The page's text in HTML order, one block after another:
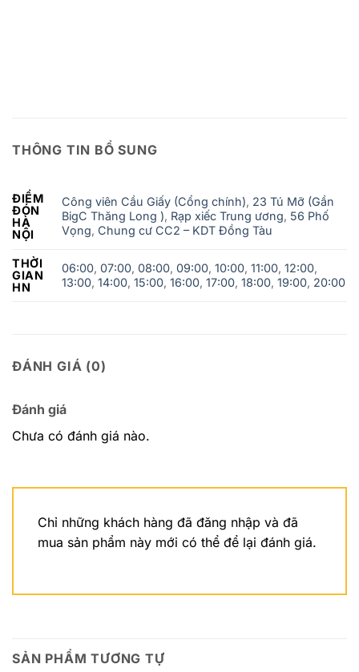
THÔNG TIN BỔ SUNG
ĐIỂM
ĐÓN
HÀ
NỘI
Công viên Cầu Giấy (Cổng chính), 23 Tú Mỡ (Gần
BigC Thăng Long ), Rạp xiếc Trung ương, 56 Phố
Vọng, Chung cư CC2 – KDT Đồng Tàu
THỜI
GIAN
HN
06:00,07:00,08:00,09:00,10:00,11:00,12:00,
13:00,14:00,15:00,16:00,17:00,18:00,19:00, 20:00
ĐÁNH GIÁ (0)
Đánh giá
Chưa có đánh giá nào.
Chỉ những khách hàng đã đăng nhập và đã
mua sản phẩm này mới có thể để lại đánh giá.
SẢN PHẨM TƯƠNG TỰ